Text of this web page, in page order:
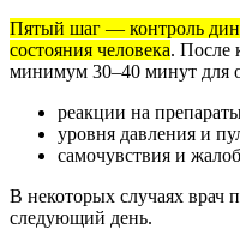
Пятый шаг — контроль
состояния человека. После
минимум 30–40 минут для
реакции на
уровня давления и
самочувствия и
В некоторых случаях врач
следующий день.